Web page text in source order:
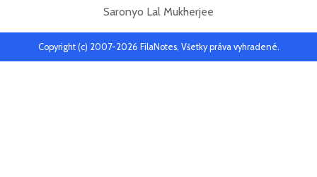
Saronyo Lal Mukherjee
Copyright (c) 2007-2026 FilaNotes, Všetky práva vyhradené.